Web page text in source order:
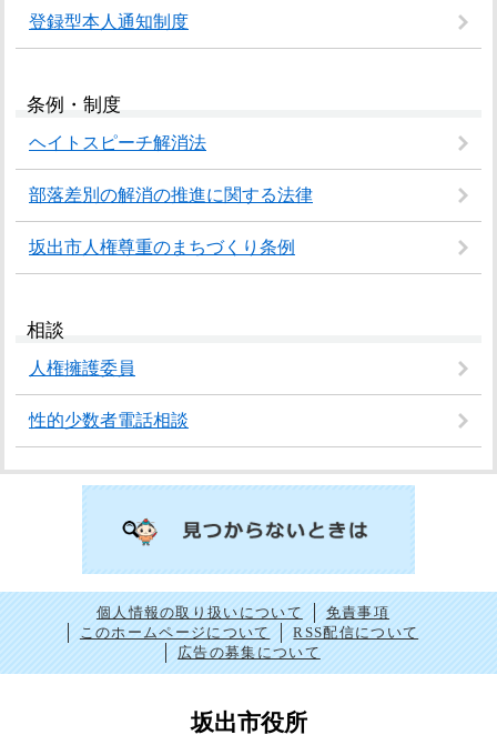
登録型本人通知制度
条例・制度
ヘイトスピーチ解消法
部落差別の解消の推進に関する法律
坂出市人権尊重のまちづくり条例
相談
人権擁護委員
性的少数者電話相談
個人情報の取り扱いについて
免責事項
このホームページについて
RSS配信について
広告の募集について
坂出市役所